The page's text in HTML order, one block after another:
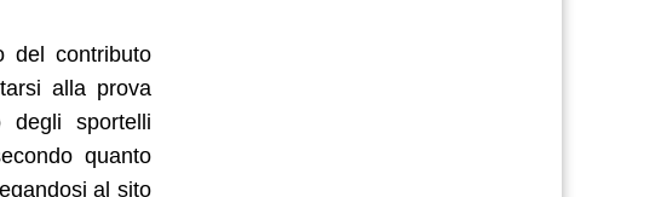
del contributo
alla prova
degli sportelli
quanto
al sito